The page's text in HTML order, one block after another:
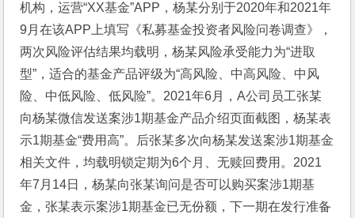
机构，运营“XX基金”APP，杨某分别于2020年和2021年
9月在该APP上填写《私募基金投资者风险问卷调查》，
两次风险评估结果均载明，杨某风险承受能力为“进取
型”，适合的基金产品评级为“高风险、中高风险、中风
险、中低风险、低风险”。2021年6月，A公司员工张某
向杨某微信发送案涉1期基金产品介绍页面截图，杨某表
示1期基金“费用高”。后张某多次向杨某发送案涉1期基金
相关文件，均载明锁定期为6个月、无赎回费用。2021
年7月14日，杨某向张某询问是否可以购买案涉1期基
金，张某表示案涉1期基金已无份额，下一期在发行准备